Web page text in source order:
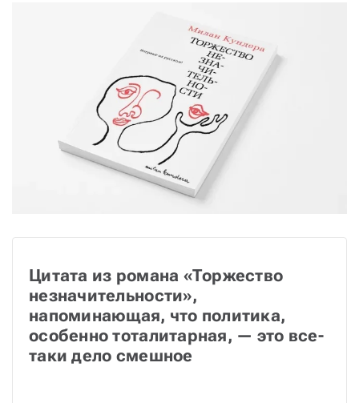
Цитата из романа «Торжество
незначительности»,
напоминающая, что политика,
особенно тоталитарная, — это все-
таки дело смешное